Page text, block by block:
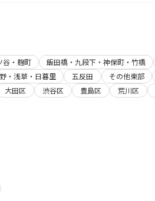
谷・麹町 飯田橋・九段下・神保町・竹橋
・浅草・日暮里 五反田 その他東部
大田区 渋谷区 豊島区 荒川区